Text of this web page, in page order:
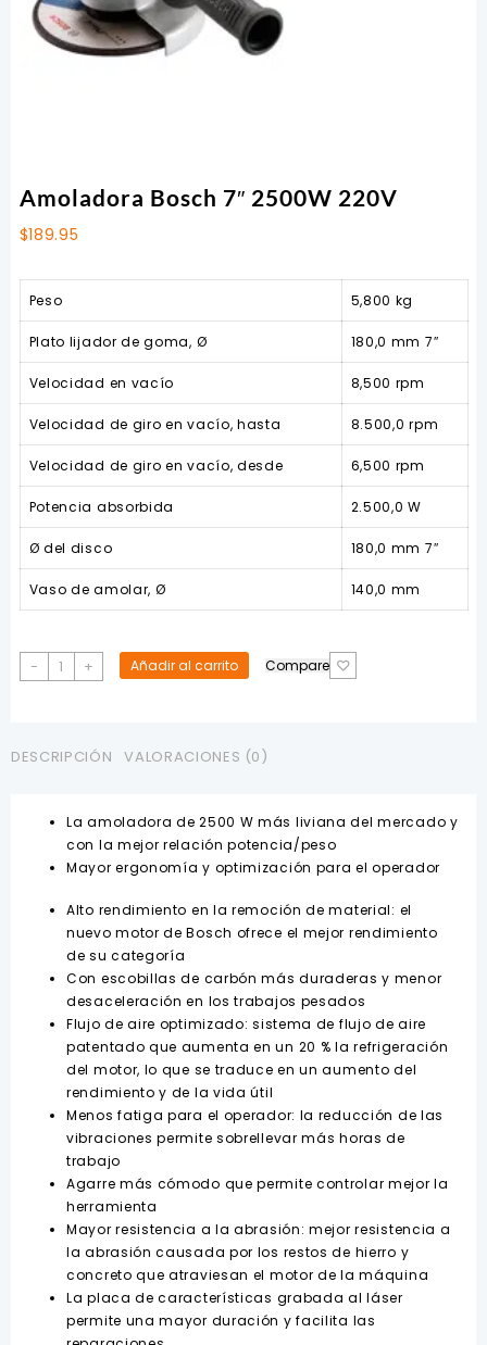
Amoladora Bosch 7″ 2500W 220V
$189.95
Peso 5,800 kg
Plato lijador de goma, Ø 180,0 mm 7″
Velocidad en vacío 8,500 rpm
Velocidad de giro en vacío, hasta 8.500,0 rpm
Velocidad de giro en vacío, desde 6,500 rpm
Potencia absorbida 2.500,0 W
Ø del disco 180,0 mm 7″
Vaso de amolar, Ø 140,0 mm
-
Amoladora
Bosch
220V
+ Añadir al carrito Compare
DESCRIPCIÓN VALORACIONES (0)
La amoladora de 2500 W más liviana del mercado y
con la mejor relación potencia/peso
Mayor ergonomía y optimización para el operador
Alto rendimiento en la remoción de material: el
nuevo motor de Bosch ofrece el mejor rendimiento
de su categoría
Con escobillas de carbón más duraderas y menor
desaceleración en los trabajos pesados
Flujo de aire optimizado: sistema de flujo de aire
patentado que aumenta en un 20 % la refrigeración
del motor, lo que se traduce en un aumento del
rendimiento y de la vida útil
Menos fatiga para el operador: la reducción de las
vibraciones permite sobrellevar más horas de
trabajo
Agarre más cómodo que permite controlar mejor la
herramienta
Mayor resistencia a la abrasión: mejor resistencia a
la abrasión causada por los restos de hierro y
concreto que atraviesan el motor de la máquina
La placa de características grabada al láser
permite una mayor duración y facilita las